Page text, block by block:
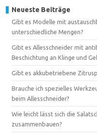
Neueste Beiträge
Gibt es Modelle mit
unterschiedliche Mengen?
Gibt es Allesschneider mit
Beschichtung an Klinge und
Gibt es akkubetriebene
Brauche ich spezielles
beim Allesschneider?
Wie leicht lässt sich die
zusammenbauen?